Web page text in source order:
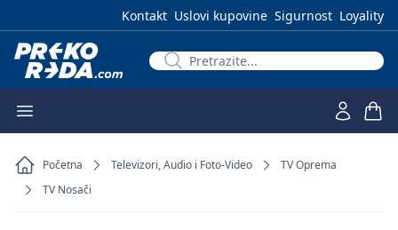
Kontakt Uslovi kupovine Sigurnost Loyality
Početna Televizori, Audio i Foto-Video
TV Oprema
TV Nosači